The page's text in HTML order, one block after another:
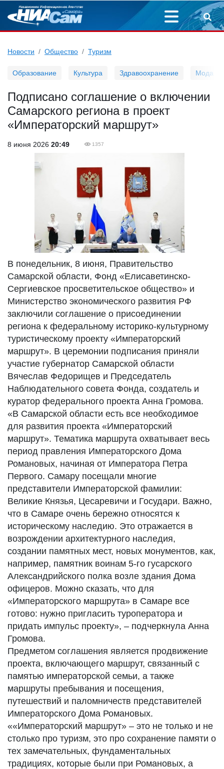
Новости Общество Туризм
Образование Культура Здравоохранение Мода
Подписано соглашение о включении
Самарского региона в проект
«Императорский маршрут»
8 июня 2026 20:49 1357
В понедельник, 8 июня, Правительство
Самарской области, Фонд «Елисаветинско-
Сергиевское просветительское общество» и
Министерство экономического развития РФ
заключили соглашение о присоединении
региона к федеральному историко-культурному
туристическому проекту «Императорский
маршрут». В церемонии подписания приняли
участие губернатор Самарской области
Вячеслав Федорищев и Председатель
Наблюдательного совета Фонда, создатель и
куратор федерального проекта Анна Громова.
«В Самарской области есть все необходимое
для развития проекта «Императорский
маршрут». Тематика маршрута охватывает весь
период правления Императорского Дома
Романовых, начиная от Императора Петра
Первого. Самару посещали многие
представители Императорской фамилии:
Великие Князья, Цесаревичи и Государи. Важно,
что в Самаре очень бережно относятся к
историческому наследию. Это отражается в
возрождении архитектурного наследия,
создании памятных мест, новых монументов, как,
например, памятник воинам 5-го гусарского
Александрийского полка возле здания Дома
офицеров. Можно сказать, что для
«Императорского маршрута» в Самаре все
готово: нужно пригласить туроператора и
придать импульс проекту», – подчеркнула Анна
Громова.
Предметом соглашения является продвижение
проекта, включающего маршрут, связанный с
памятью императорской семьи, а также
маршруты пребывания и посещения,
путешествий и паломничеств представителей
Императорского Дома Романовых.
««Императорский маршрут» – это не только и не
столько про туризм, это про сохранение памяти о
тех замечательных, фундаментальных
традициях, которые были при Романовых, а